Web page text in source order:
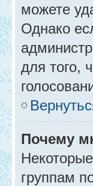
можете
Однако
для того,
Почему
группам